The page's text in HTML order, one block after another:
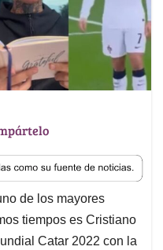
de los mayores
tiempos es Cristiano
Catar 2022 con la